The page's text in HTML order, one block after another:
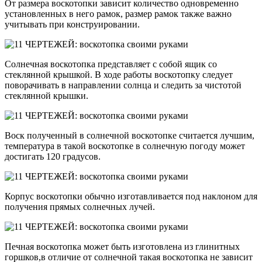
От размера воскотопки зависит количество одновременно
установленных в него рамок, размер рамок также важно
учитывать при конструировании.
Солнечная воскотопка представляет с собой ящик со
стеклянной крышкой. В ходе работы воскотопку следует
поворачивать в направлении солнца и следить за чистотой
стеклянной крышки.
Воск полученный в солнечной воскотопке считается лучшим,
температура в такой воскотопке в солнечную погоду может
достигать 120 градусов.
Корпус воскотопки обычно изготавливается под наклоном для
получения прямых солнечных лучей.
Печная воскотопка может быть изготовлена из глинитных
горшков,в отличие от солнечной такая воскотопка не зависит